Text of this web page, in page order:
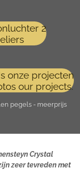
2
onze projecten
our projects.
pegels - meerprijs
Crystal
zeer tevreden met